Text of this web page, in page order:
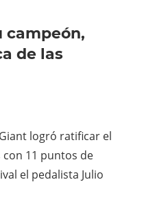
campeón,
de las
Giant logró ratificar el
11 puntos de
el pedalista Julio